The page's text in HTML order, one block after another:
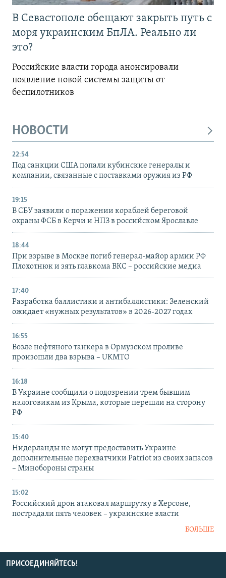
В Севастополе обещают закрыть путь с
моря украинским БпЛА. Реально ли
это?
Российские власти города анонсировали
появление новой системы защиты от
беспилотников
НОВОСТИ
22:54
Под санкции США попали кубинские генералы и
компании, связанные с поставками оружия из РФ
19:15
В СБУ заявили о поражении кораблей береговой
охраны ФСБ в Керчи и НПЗ в российском Ярославле
18:44
При взрыве в Москве погиб генерал-майор армии РФ
Плохотнюк и зять главкома ВКС – российские медиа
17:40
Разработка баллистики и антибаллистики: Зеленский
ожидает «нужных результатов» в 2026-2027 годах
16:55
Возле нефтяного танкера в Ормузском проливе
произошли два взрыва – UKMTO
16:18
В Украине сообщили о подозрении трем бывшим
налоговикам из Крыма, которые перешли на сторону
РФ
15:40
Нидерланды не могут предоставить Украине
дополнительные перехватчики Patriot из своих запасов
– Минобороны страны
15:02
Российский дрон атаковал маршрутку в Херсоне,
пострадали пять человек – украинские власти
БОЛЬШЕ
ПРИСОЕДИНЯЙТЕСЬ!